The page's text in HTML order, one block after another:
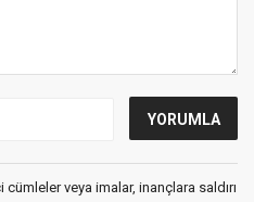
veya imalar, inançlara saldırı